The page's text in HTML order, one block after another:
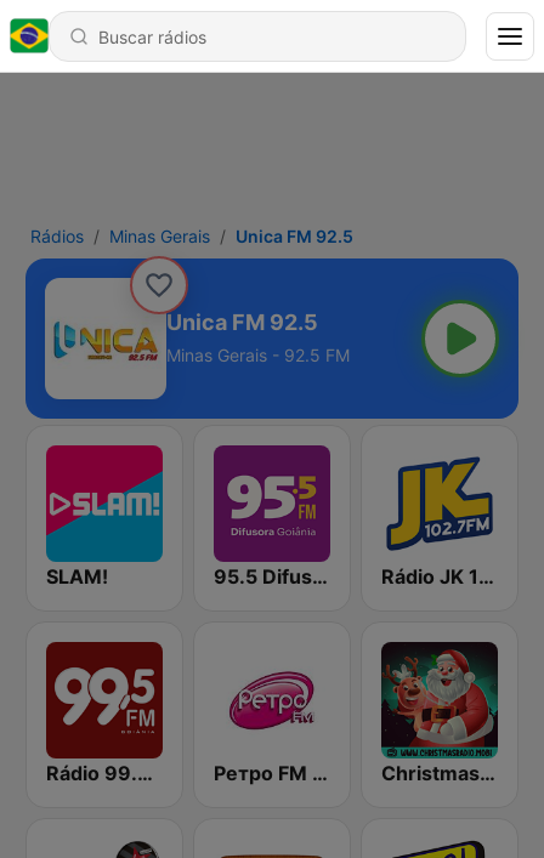
Rádios Minas Gerais Unica FM 92.5
Unica FM 92.5
Minas Gerais - 92.5 FM
SLAM! 95.5 Difusora FM Rádio JK 102.7 FM
Rádio 99.5 FM Ретро FM (Retro FM) Christmas Radio